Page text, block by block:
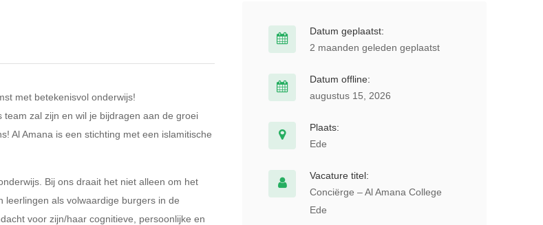
met betekenisvol onderwijs!
zal zijn en wil je bijdragen aan de groei
Al Amana is een stichting met een islamitische
Bij ons draait het niet alleen om het
als volwaardige burgers in de
voor zijn/haar cognitieve, persoonlijke en
Datum geplaatst:
2 maanden geleden geplaatst
Datum offline:
augustus 15, 2026
Plaats:
Ede
Vacature titel:
Conciërge – Al Amana College
Ede